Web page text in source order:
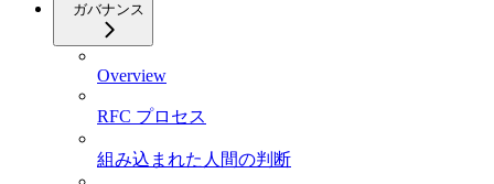
ガバナンス
Overview
RFC プロセス
組み込まれた人間の判断